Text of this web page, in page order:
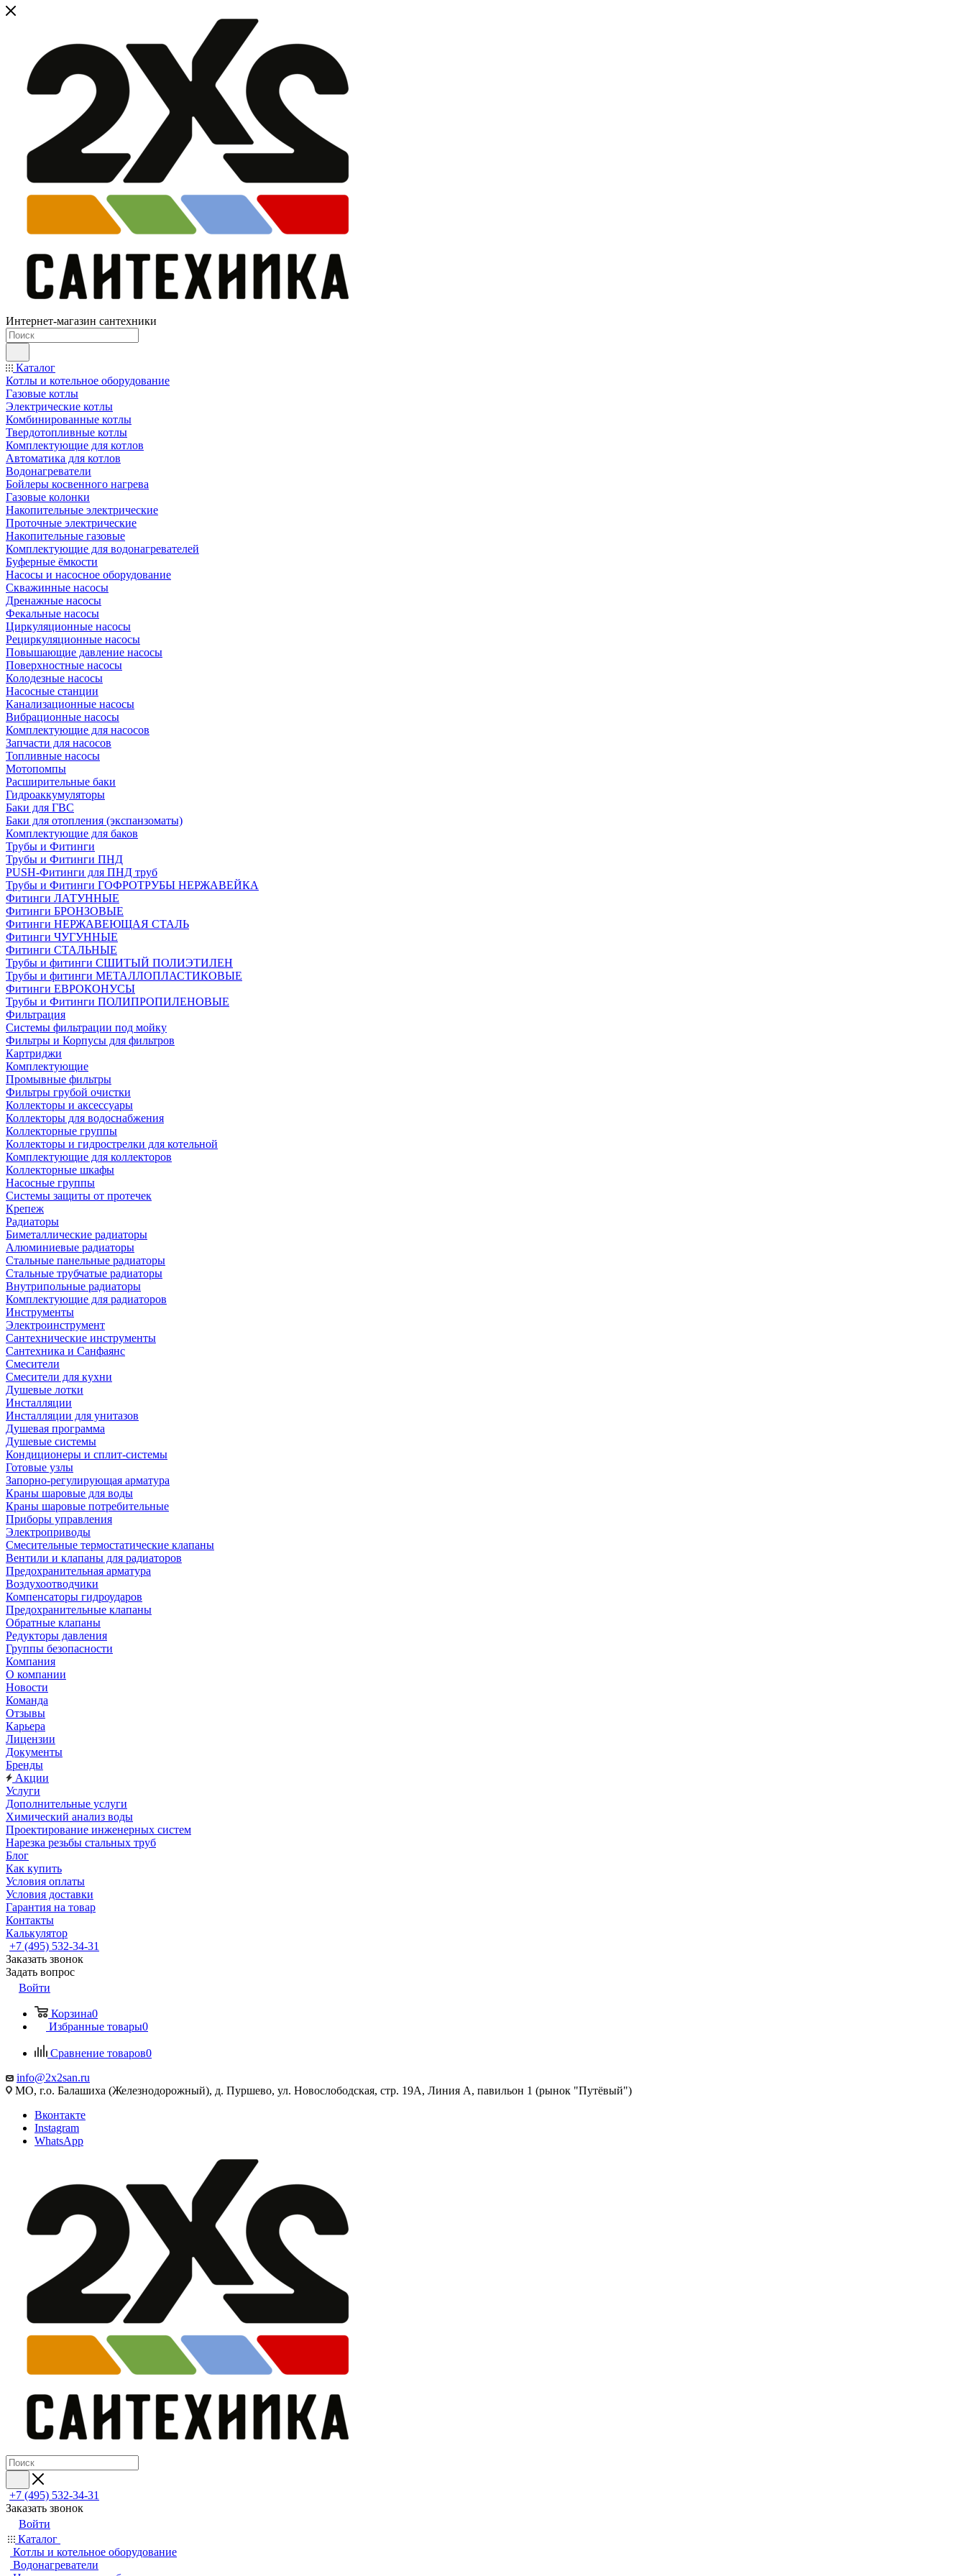
Интернет-магазин сантехники
Каталог
Котлы и котельное оборудование
Газовые котлы
Электрические котлы
Комбинированные котлы
Твердотопливные котлы
Комплектующие для котлов
Автоматика для котлов
Водонагреватели
Бойлеры косвенного нагрева
Газовые колонки
Накопительные электрические
Проточные электрические
Накопительные газовые
Комплектующие для водонагревателей
Буферные ёмкости
Насосы и насосное оборудование
Скважинные насосы
Дренажные насосы
Фекальные насосы
Циркуляционные насосы
Рециркуляционные насосы
Повышающие давление насосы
Поверхностные насосы
Колодезные насосы
Насосные станции
Канализационные насосы
Вибрационные насосы
Комплектующие для насосов
Запчасти для насосов
Топливные насосы
Мотопомпы
Расширительные баки
Гидроаккумуляторы
Баки для ГВС
Баки для отопления (экспанзоматы)
Комплектующие для баков
Трубы и Фитинги
Трубы и Фитинги ПНД
PUSH-Фитинги для ПНД труб
Трубы и Фитинги ГОФРОТРУБЫ НЕРЖАВЕЙКА
Фитинги ЛАТУННЫЕ
Фитинги БРОНЗОВЫЕ
Фитинги НЕРЖАВЕЮЩАЯ СТАЛЬ
Фитинги ЧУГУННЫЕ
Фитинги СТАЛЬНЫЕ
Трубы и фитинги СШИТЫЙ ПОЛИЭТИЛЕН
Трубы и фитинги МЕТАЛЛОПЛАСТИКОВЫЕ
Фитинги ЕВРОКОНУСЫ
Трубы и Фитинги ПОЛИПРОПИЛЕНОВЫЕ
Фильтрация
Системы фильтрации под мойку
Фильтры и Корпусы для фильтров
Картриджи
Комплектующие
Промывные фильтры
Фильтры грубой очистки
Коллекторы и аксессуары
Коллекторы для водоснабжения
Коллекторные группы
Коллекторы и гидрострелки для котельной
Комплектующие для коллекторов
Коллекторные шкафы
Насосные группы
Системы защиты от протечек
Крепеж
Радиаторы
Биметаллические радиаторы
Алюминиевые радиаторы
Стальные панельные радиаторы
Стальные трубчатые радиаторы
Внутрипольные радиаторы
Комплектующие для радиаторов
Инструменты
Электроинструмент
Сантехнические инструменты
Сантехника и Санфаянс
Смесители
Смесители для кухни
Душевые лотки
Инсталляции
Инсталляции для унитазов
Душевая программа
Душевые системы
Кондиционеры и сплит-системы
Готовые узлы
Запорно-регулирующая арматура
Краны шаровые для воды
Краны шаровые потребительные
Приборы управления
Электроприводы
Смесительные термостатические клапаны
Вентили и клапаны для радиаторов
Предохранительная арматура
Воздухоотводчики
Компенсаторы гидроударов
Предохранительные клапаны
Обратные клапаны
Редукторы давления
Группы безопасности
Компания
О компании
Новости
Команда
Отзывы
Карьера
Лицензии
Документы
Бренды
Акции
Услуги
Дополнительные услуги
Химический анализ воды
Проектирование инженерных систем
Нарезка резьбы стальных труб
Блог
Как купить
Условия оплаты
Условия доставки
Гарантия на товар
Контакты
Калькулятор
+7 (495) 532‑34‑31
Заказать звонок
Задать вопрос
Войти
Корзина0
Избранные товары0
Сравнение товаров0
info@2x2san.ru
МО, г.о. Балашиха (Железнодорожный), д. Пуршево, ул. Новослободская, стр. 19А, Линия А, павильон 1 (рынок "Путёвый")
Вконтакте
Instagram
WhatsApp
+7 (495) 532‑34‑31
Заказать звонок
Войти
Каталог
Котлы и котельное оборудование
Водонагреватели